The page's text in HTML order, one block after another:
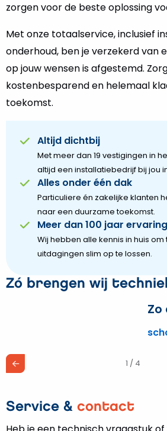
zorgen voor de beste oplossing
Met onze totaalservice, inclusief
onderhoud, ben je verzekerd van
op jouw wensen is afgestemd.
kostenbesparend en helemaal
toekomst.
Altijd dichtbij
Met meer dan 19 vestigingen in
altijd een installatiebedrijf bij jou
Alles onder één dak
Particuliere én zakelijke klanten
naar een duurzame toekomst.
Meer dan 100 jaar ervaring
Wij hebben alle kennis in huis
uitdagingen slim op te lossen.
Zó brengen wij
Zo
1 / 4
Service & contact